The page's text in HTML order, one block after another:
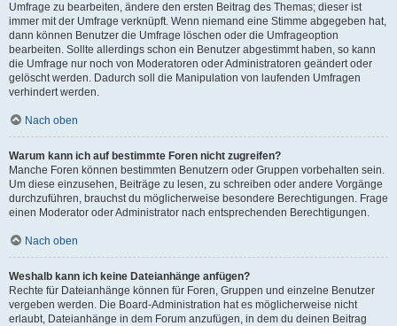
Umfrage zu bearbeiten, ändere den ersten Beitrag des Themas; dieser ist
immer mit der Umfrage verknüpft. Wenn niemand eine Stimme abgegeben hat,
dann können Benutzer die Umfrage löschen oder die Umfrageoption
bearbeiten. Sollte allerdings schon ein Benutzer abgestimmt haben, so kann
die Umfrage nur noch von Moderatoren oder Administratoren geändert oder
gelöscht werden. Dadurch soll die Manipulation von laufenden Umfragen
verhindert werden.
Nach oben
Warum kann ich auf bestimmte Foren nicht zugreifen?
Manche Foren können bestimmten Benutzern oder Gruppen vorbehalten sein.
Um diese einzusehen, Beiträge zu lesen, zu schreiben oder andere Vorgänge
durchzuführen, brauchst du möglicherweise besondere Berechtigungen. Frage
einen Moderator oder Administrator nach entsprechenden Berechtigungen.
Nach oben
Weshalb kann ich keine Dateianhänge anfügen?
Rechte für Dateianhänge können für Foren, Gruppen und einzelne Benutzer
vergeben werden. Die Board-Administration hat es möglicherweise nicht
erlaubt, Dateianhänge in dem Forum anzufügen, in dem du deinen Beitrag